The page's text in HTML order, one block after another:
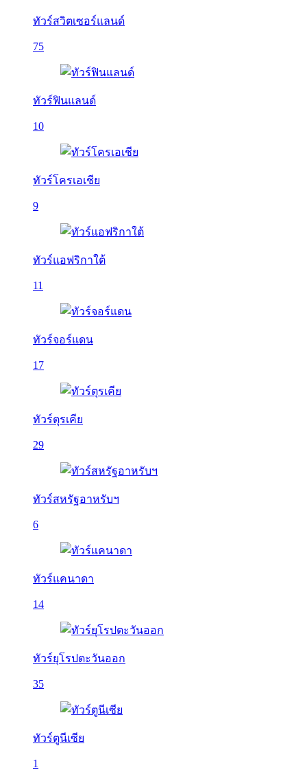
ทัวร์สวิตเซอร์แลนด์
75
ทัวร์ฟินแลนด์
10
ทัวร์โครเอเชีย
9
ทัวร์แอฟริกาใต้
11
ทัวร์จอร์แดน
17
ทัวร์ตุรเคีย
29
ทัวร์สหรัฐอาหรับฯ
6
ทัวร์แคนาดา
14
ทัวร์ยุโรปตะวันออก
35
ทัวร์ตูนีเซีย
1